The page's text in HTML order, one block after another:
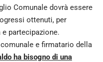
Comunale dovrà essere
ottenuti, per
partecipazione.
e firmatario della
ha bisogno di una